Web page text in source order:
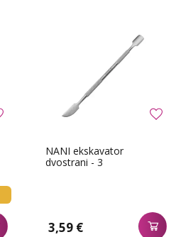
NANI ekskavator
dvostrani - 3
3,59 €